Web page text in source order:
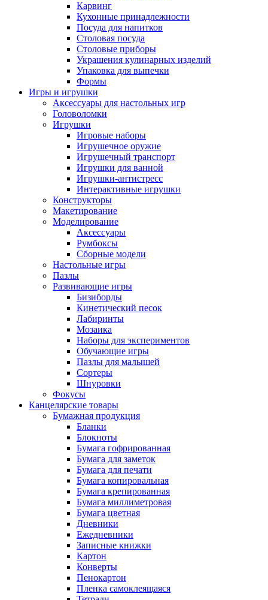
Карвинг
Кухонные принадлежности
Посуда для напитков
Столовая посуда
Столовые приборы
Украшения кулинарных изделий
Упаковка для выпечки
Формы
Игры и игрушки
Аксессуары для настольных игр
Головоломки
Игрушки
Игровые наборы
Игрушечное оружие
Игрушечный транспорт
Игрушки для ванной
Игрушки-антистресс
Интерактивные игрушки
Конструкторы
Макетирование
Моделирование
Аксессуары
Румбоксы
Сборные модели
Настольные игры
Пазлы
Развивающие игры
Бизиборды
Кинетический песок
Лабиринты
Мозаика
Наборы для экспериментов
Обучающие игры
Пазлы для малышей
Сортеры
Шнуровки
Фокусы
Канцелярские товары
Бумажная продукция
Бланки
Блокноты
Бумага гофрированная
Бумага для заметок
Бумага для печати
Бумага копировальная
Бумага крепированная
Бумага миллиметровая
Бумага цветная
Дневники
Ежедневники
Записные книжки
Картон
Конверты
Пенокартон
Пленка самоклеящаяся